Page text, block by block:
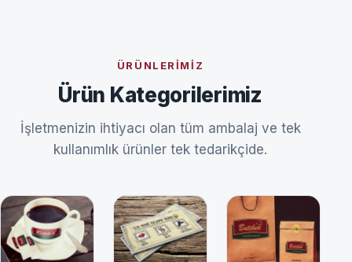
ÜRÜNLERIMIZ
Ürün Kategorilerimiz
İşletmenizin ihtiyacı olan tüm ambalaj ve tek
kullanımlık ürünler tek tedarikçide.